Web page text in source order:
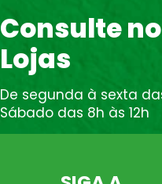
Consulte
Lojas
De segunda à sexta
Sábado das 8h às 12h